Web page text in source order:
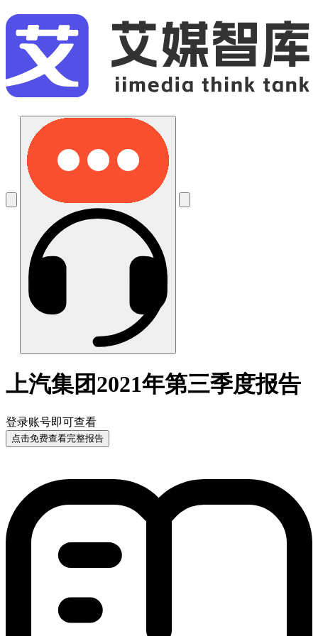
上汽集团2021年第三季度报告
登录账号即可查看
点击免费查看完整报告